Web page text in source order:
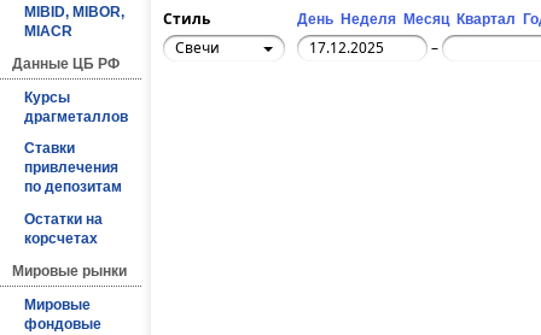
MIBID, MIBOR,
MIACR
Данные ЦБ РФ
Курсы
драгметаллов
Ставки
привлечения
по депозитам
Остатки на
корсчетах
Мировые рынки
Мировые
фондовые
Стиль
День Неделя Месяц Квартал
Свечи –